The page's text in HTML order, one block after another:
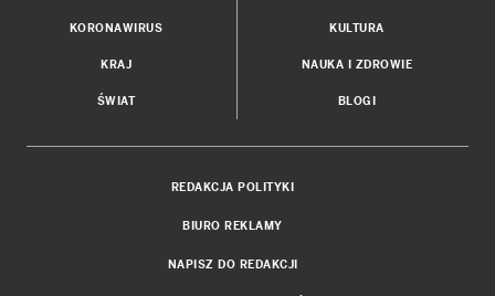
KORONAWIRUS
KRAJ
ŚWIAT
KULTURA
NAUKA I ZDROWIE
BLOGI
REDAKCJA POLITYKI
BIURO REKLAMY
NAPISZ DO REDAKCJI